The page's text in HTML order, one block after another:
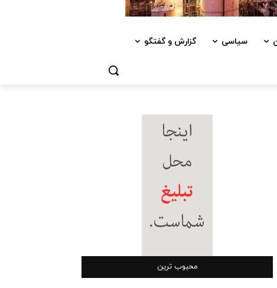
سیاسی گزارش و گفتگو
محبوب ترین